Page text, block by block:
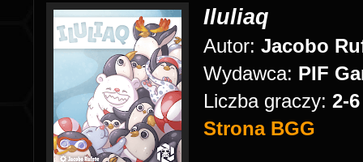
Iluliaq
Autor: Jacobo
Wydawca: PIF
Liczba graczy: 2-
Strona BGG